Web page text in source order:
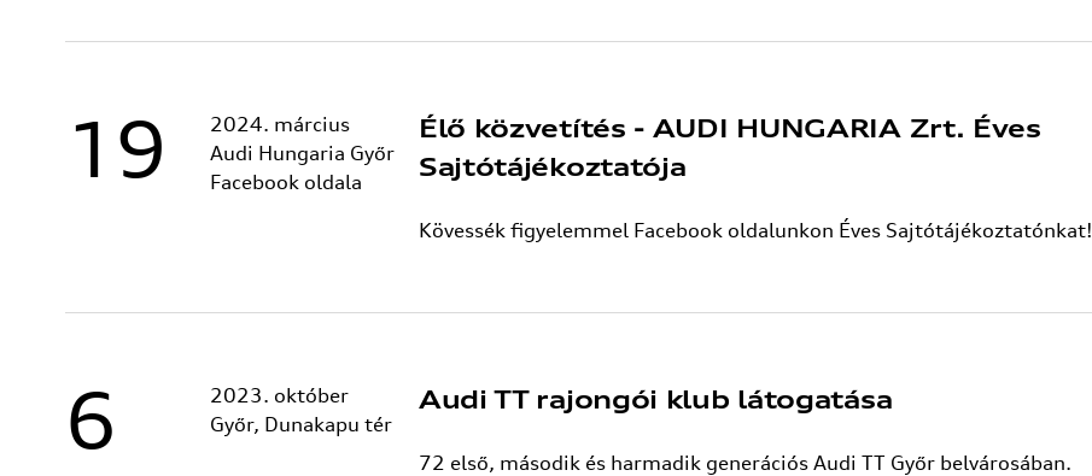
19
2024. március
Audi Hungaria Győr
Facebook oldala
Élő közvetítés - AUDI HUNGARIA Zrt. Éves
Sajtótájékoztatója
Kövessék figyelemmel Facebook oldalunkon Éves Sajtótájékoztatónkat!
6
2023. október
Győr, Dunakapu tér
Audi TT rajongói klub látogatása
72 első, második és harmadik generációs Audi TT Győr belvárosában.